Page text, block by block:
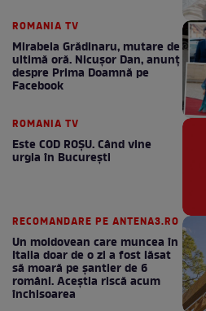
ROMANIA TV
Mirabela Grădinaru, mutare de
ultimă oră. Nicuşor Dan, anunţ
despre Prima Doamnă pe
Facebook
ROMANIA TV
Este COD ROŞU. Când vine
urgia în Bucureşti
RECOMANDARE PE ANTENA3.RO
Un moldovean care muncea în
Italia doar de o zi a fost lăsat
să moară pe şantier de 6
români. Aceștia riscă acum
închisoarea